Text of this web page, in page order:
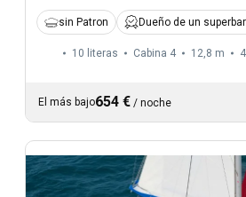
sin Patron Dueño de un
10 literas Cabina 4 12,8 m 4
El más bajo654 € / noche